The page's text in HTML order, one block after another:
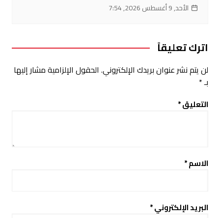
الأحد, 9 أغسطس 2026, 7:54
اترك تعليقاً
لن يتم نشر عنوان بريدك الإلكتروني. الحقول الإلزامية مشار إليها
بـ*
التعليق*
الاسم*
البريد الإلكتروني*